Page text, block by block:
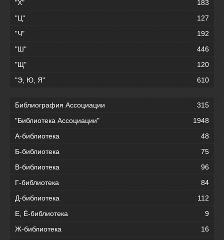
"Х"
183
"Ц"
127
"Ч"
192
"Ш"
446
"Щ"
120
"Э, Ю, Я"
610
Библиография Ассоциации
315
"Библиотека Ассоциации"
1948
А-библиотека
48
Б-библиотека
75
В-библиотека
96
Г-библиотека
84
Д-библиотека
112
Е, Ё-библиотека
9
Ж-библиотека
16